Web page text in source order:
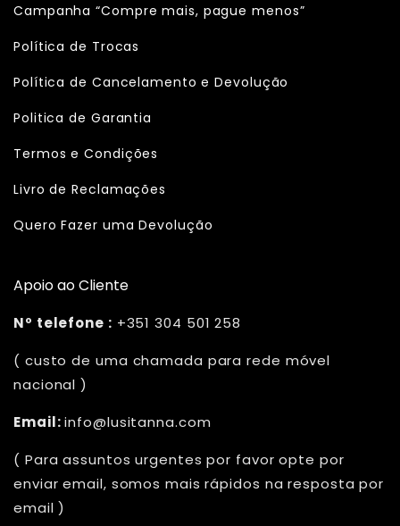
Campanha “Compre mais, pague menos”
Política de Trocas
Política de Cancelamento e Devolução
Politica de Garantia
Termos e Condições
Livro de Reclamações
Quero Fazer uma Devolução
Apoio ao Cliente
Nº telefone : +351 304 501 258
( custo de uma chamada para rede móvel
nacional )
Email:info@lusitanna.com
( Para assuntos urgentes por favor opte por
enviar email, somos mais rápidos na resposta por
email )